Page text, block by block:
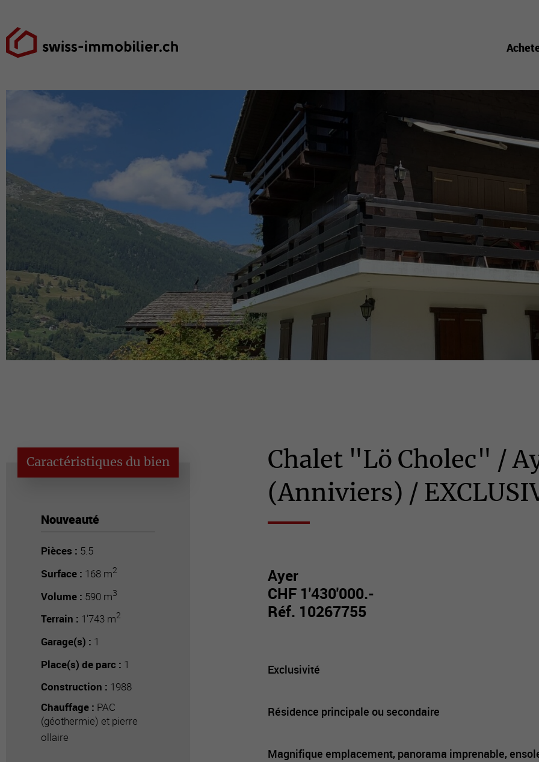
Caractéristiques du bien
Nouveauté
Pièces : 5.5
Surface : 168 m2
Volume : 590 m3
Terrain : 1'743 m2
Garage(s) : 1
Place(s) de parc : 1
Construction : 1988
Chauffage : PAC
(géothermie) et pierre
ollaire
Chalet "Lö Cholec" /
(Anniviers) /
Ayer
CHF 1'430'000.-
Réf. 10267755
Exclusivité
Résidence principale ou secondaire
Magnifique emplacement, panorama imprenable,